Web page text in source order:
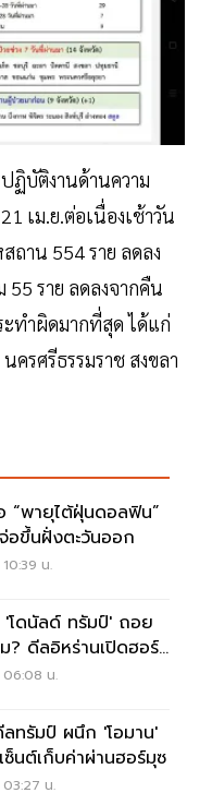
ฏิบัติงานด้านความ
เม.ย.ต่อเนื่องเช้าวัน
ถาน 554 ราย ลดลง
ราย ลดลงจากคืน
ะทำผิดมากที่สุด ได้แก่
ครศรีธรรมราช สงขลา
“พายุไต้ฝุ่นดอลฟิน”
อขึ้นฝั่งตะวันออก
น.
'โดนัลด์ ทรัมป์' ถอย
? ดีลอิหร่านเปิดฮอร์
น.
ลทรัมป์ ผนึก 'โอมาน'
ซ็นต์เก็บค่าผ่านฮอร์มุซ
น.